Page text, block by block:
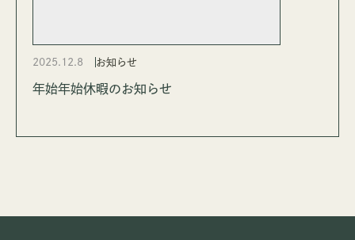
2025.12.8 お知らせ
年始年始休暇のお知らせ